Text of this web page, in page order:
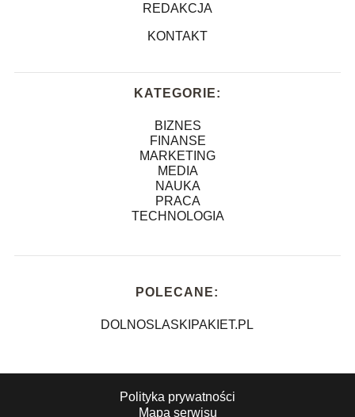
REDAKCJA
KONTAKT
KATEGORIE:
BIZNES
FINANSE
MARKETING
MEDIA
NAUKA
PRACA
TECHNOLOGIA
POLECANE:
DOLNOSLASKIPAKIET.PL
Polityka prywatności
Mapa serwisu